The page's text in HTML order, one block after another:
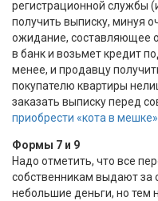
регистрационной службы
получить выписку, минуя
ожидание, составляющее
в банк и возьмет кредит
менее, и продавцу
покупателю квартиры
заказать выписку перед
приобрести «кота в мешке»
Формы 7 и 9
Надо отметить, что все
собственникам выдают за
небольшие деньги, но тем